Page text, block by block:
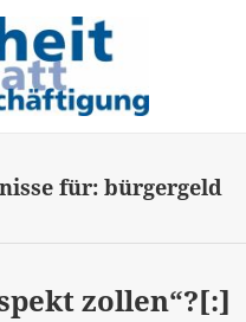
für: bürgergeld
zollen“?[:]